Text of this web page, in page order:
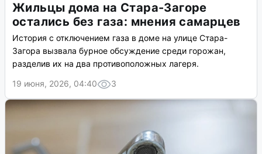
Жильцы дома на Стара-Загоре
остались без газа: мнения самарцев
История с отключением газа в доме на улице Стара-
Загора вызвала бурное обсуждение среди горожан,
разделив их на два противоположных лагеря.
19 июня, 2026, 04:40
3